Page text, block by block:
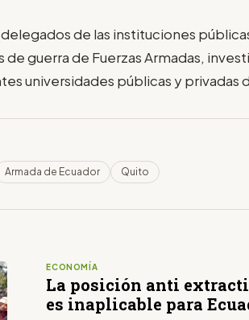
de las instituciones
de guerra de Fuerzas Armadas,
universidades públicas y privadas
Armada de Ecuador Quito
ECONOMÍA
La posición anti
es inaplicable para